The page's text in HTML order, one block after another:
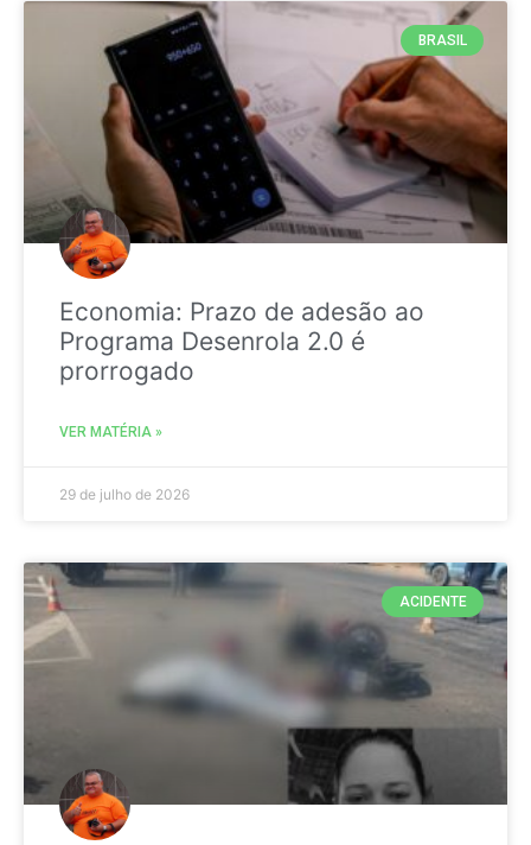
BRASIL
Economia: Prazo de adesão ao
Programa Desenrola 2.0 é
prorrogado
VER MATÉRIA »
29 de julho de 2026
ACIDENTE